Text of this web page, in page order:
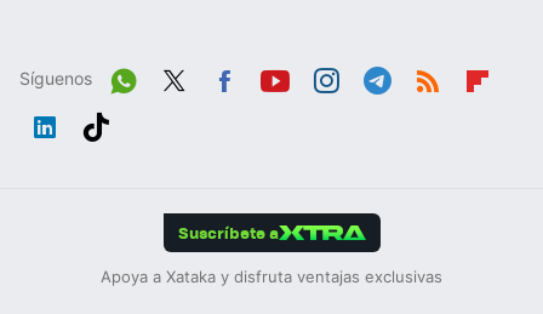
Síguenos
Wh
Suscríbete a
Apoya a Xataka y disfruta ventajas exclusivas